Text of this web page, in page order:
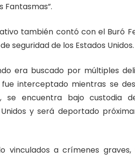
Fantasmas”.
también contó con el Buró
seguridad de los Estados Unidos.
era buscado por múltiples
interceptado mientras se
se encuentra bajo custodia
y será deportado
vinculados a crímenes